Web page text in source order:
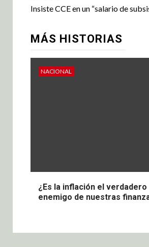
Insiste CCE en un “salario de
MÁS HISTORIAS
NACIONAL
¿Es la inflación el verdadero
enemigo de nuestras